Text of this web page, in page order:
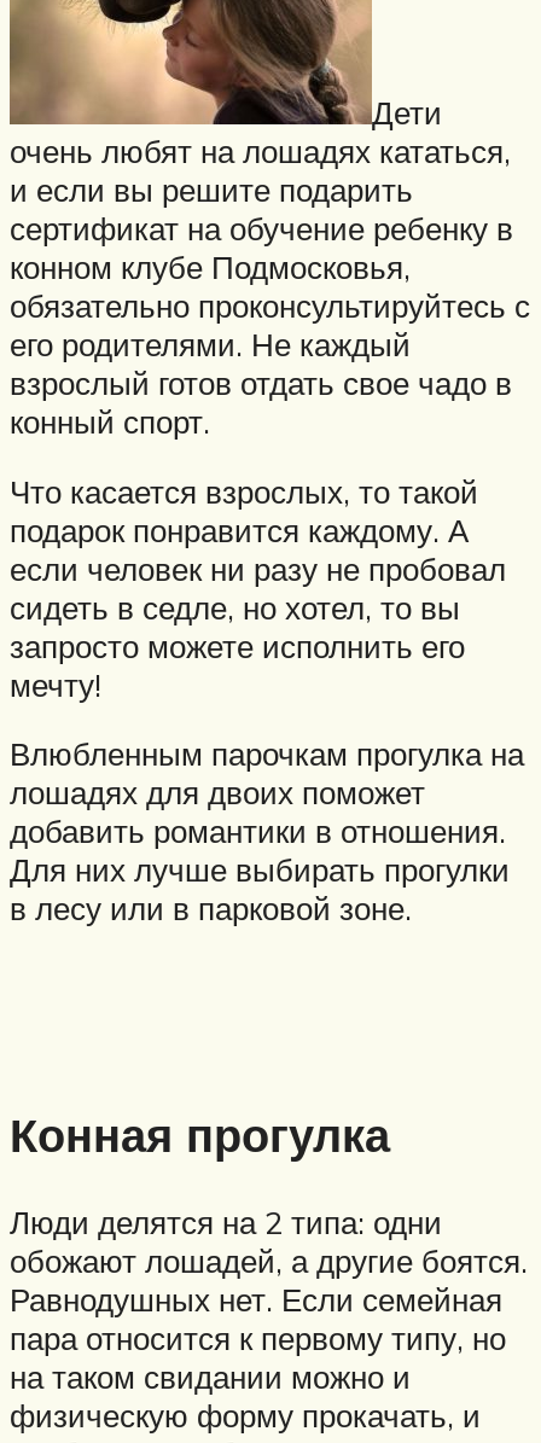
Дети
очень любят на лошадях кататься,
и если вы решите подарить
сертификат на обучение ребенку в
конном клубе Подмосковья,
обязательно проконсультируйтесь с
его родителями. Не каждый
взрослый готов отдать свое чадо в
конный спорт.
Что касается взрослых, то такой
подарок понравится каждому. А
если человек ни разу не пробовал
сидеть в седле, но хотел, то вы
запросто можете исполнить его
мечту!
Влюбленным парочкам прогулка на
лошадях для двоих поможет
добавить романтики в отношения.
Для них лучше выбирать прогулки
в лесу или в парковой зоне.
Конная прогулка
Люди делятся на 2 типа: одни
обожают лошадей, а другие боятся.
Равнодушных нет. Если семейная
пара относится к первому типу, но
на таком свидании можно и
физическую форму прокачать, и